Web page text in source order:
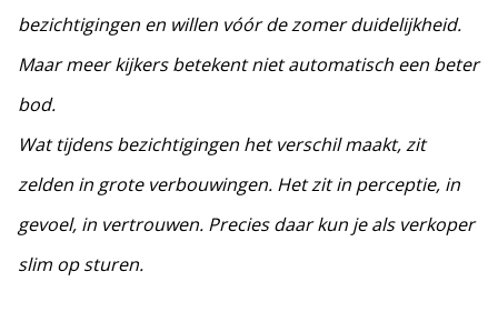
bezichtigingen en willen vóór de zomer duidelijkheid.
Maar meer kijkers betekent niet automatisch een beter
bod.
Wat tijdens bezichtigingen het verschil maakt, zit
zelden in grote verbouwingen. Het zit in perceptie, in
gevoel, in vertrouwen. Precies daar kun je als verkoper
slim op sturen.